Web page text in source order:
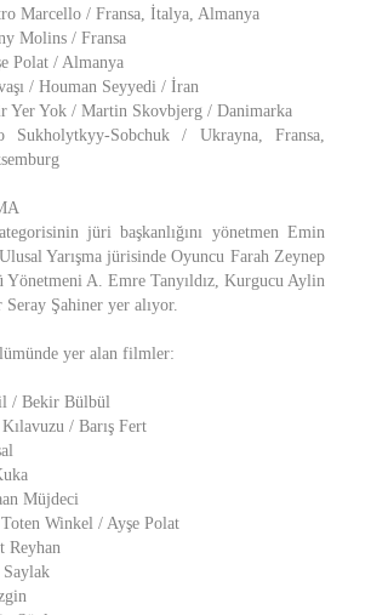
Marcello / Fransa, İtalya, Almanya
Molins / Fransa
Polat / Almanya
/ Houman Seyyedi / İran
Yer Yok / Martin Skovbjerg / Danimarka
Sobchuk / Ukrayna, Fransa,
jüri başkanlığını yönetmen Emin
Yarışma jürisinde Oyuncu Farah Zeynep
A. Emre Tanyıldız, Kurgucu Aylin
Şahiner yer alıyor.
yer alan filmler:
/ Bekir Bülbül
/ Barış Fert
Müjdeci
Winkel / Ayşe Polat
Reyhan